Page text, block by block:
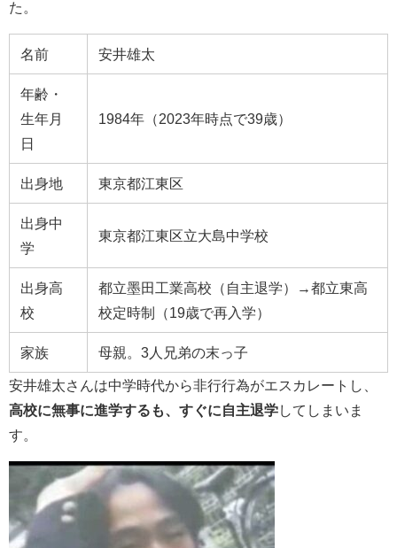
た。
名前 安井雄太
年齢・
生年月
日
1984年（2023年時点で39歳）
出身地 東京都江東区
出身中
学
東京都江東区立大島中学校
出身高
校
都立墨田工業高校（自主退学）→都立東高
校定時制（19歳で再入学）
家族 母親。3人兄弟の末っ子
安井雄太さんは中学時代から非行行為がエスカレートし、
高校に無事に進学するも、すぐに自主退学してしまいま
す。